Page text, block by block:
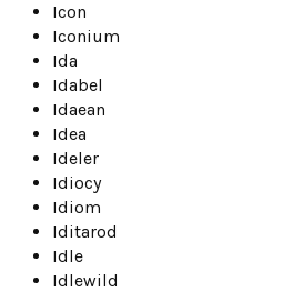
Icon
Iconium
Ida
Idabel
Idaean
Idea
Ideler
Idiocy
Idiom
Iditarod
Idle
Idlewild